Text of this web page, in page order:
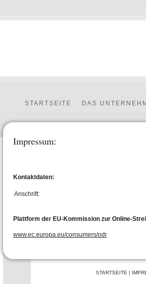
STARTSEITE DAS
Impressum:
Kontaktdaten:
Anschrift:
Plattform der EU-Kommission zur Online-
www.ec.europa.eu/consumers/odr
STARTSEITE|